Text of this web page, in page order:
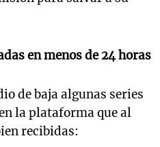
en menos de 24 horas
de baja algunas series
la plataforma que al
recibidas: